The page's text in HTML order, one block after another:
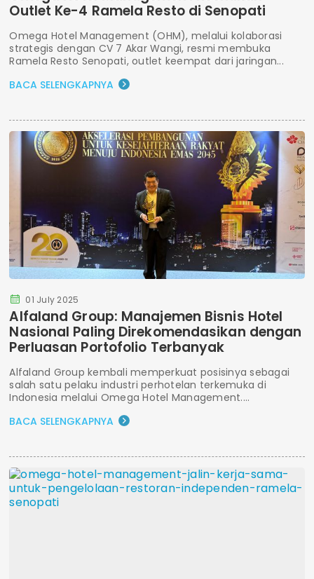
Outlet Ke-4 Ramela Resto di Senopati
Omega Hotel Management (OHM), melalui kolaborasi
strategis dengan CV 7 Akar Wangi, resmi membuka
Ramela Resto Senopati, outlet keempat dari jaringan...
BACA SELENGKAPNYA
01 July 2025
Alfaland Group: Manajemen Bisnis Hotel
Nasional Paling Direkomendasikan dengan
Perluasan Portofolio Terbanyak
Alfaland Group kembali memperkuat posisinya sebagai
salah satu pelaku industri perhotelan terkemuka di
Indonesia melalui Omega Hotel Management....
BACA SELENGKAPNYA